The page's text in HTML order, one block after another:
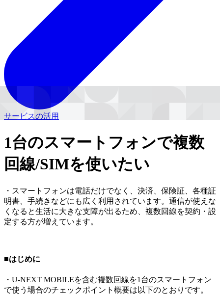
サービスの活用
1台のスマートフォンで複数
回線/SIMを使いたい
・スマートフォンは電話だけでなく、決済、保険証、各種証
明書、手続きなどにも広く利用されています。通信が使えな
くなると生活に大きな支障が出るため、複数回線を契約・設
定する方が増えています。
■はじめに
・U-NEXT MOBILEを含む複数回線を1台のスマートフォン
で使う場合のチェックポイント概要は以下のとおりです。